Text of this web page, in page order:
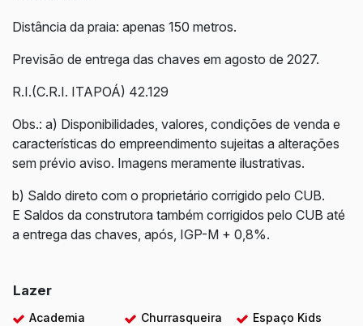
Distância da praia: apenas 150 metros.
Previsão de entrega das chaves em agosto de 2027.
R.I.(C.R.I. ITAPOÁ) 42.129
Obs.: a) Disponibilidades, valores, condições de venda e
características do empreendimento sujeitas a alterações
sem prévio aviso. Imagens meramente ilustrativas.
b) Saldo direto com o proprietário corrigido pelo CUB.
E Saldos da construtora também corrigidos pelo CUB até
a entrega das chaves, após, IGP-M + 0,8%.
Lazer
Academia Churrasqueira
Espaço Kids